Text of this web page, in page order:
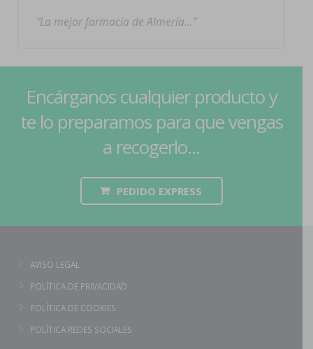
La mejor farmacia de Almería…
Encárganos cualquier producto y
te lo preparamos para que vengas
a recogerlo...
PEDIDO EXPRESS
AVISO LEGAL
POLÍTICA DE PRIVACIDAD
POLÍTICA DE COOKIES
POLÍTICA REDES SOCIALES